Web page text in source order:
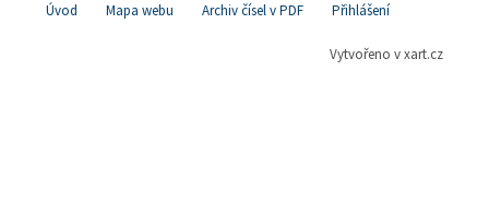
Úvod Mapa webu Archiv čísel v PDF Přihlášení
Vytvořeno v xart.cz